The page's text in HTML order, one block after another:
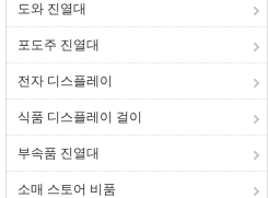
도와 진열대
포도주 진열대
전자 디스플레이
식품 디스플레이 걸이
부속품 진열대
소매 스토어 비품